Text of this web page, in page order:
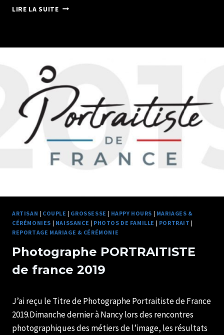
LIRE LA SUITECONGRES
L’IMAGE
ARTISAN | COUPLE | GROSSESSE | HAPPY HOURS | MARIAGES &
CÉRÉMONIES | NAISSANCE | PHOTOS DE FAMILLE | PORTRAIT |
REPORTAGE MARIAGE & CÉRÉMONIE
Photographe PORTRAITISTE
de france 2019
U82599339
J’ai reçu le Titre de Photographe Portraitiste de France
2019.Dimanche dernier à Nancy lors des rencontres
photographiques des métiers de l’image, les résultats